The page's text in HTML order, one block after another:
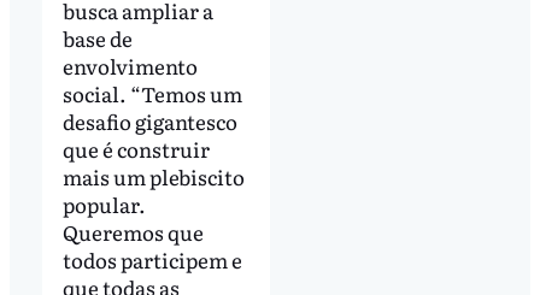
busca ampliar a
base de
envolvimento
social. “Temos um
desafio gigantesco
que é construir
mais um plebiscito
popular.
Queremos que
todos participem e
que todas as